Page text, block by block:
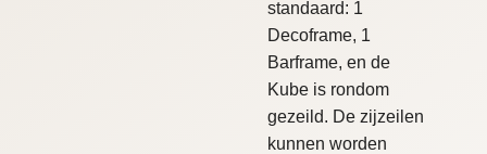
standaard: 1
Decoframe, 1
Barframe, en de
Kube is rondom
gezeild. De zijzeilen
kunnen worden